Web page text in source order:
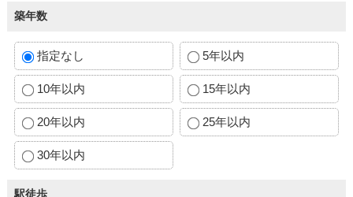
築年数
指定なし 5年以内
10年以内 15年以内
20年以内 25年以内
30年以内
駅徒歩